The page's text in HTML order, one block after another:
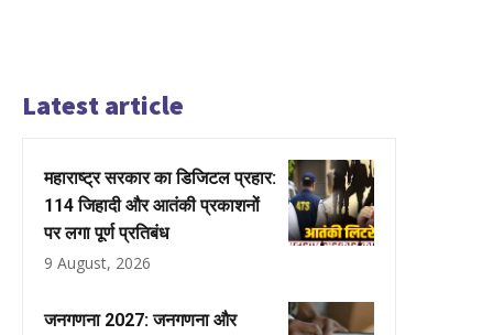
Latest article
महाराष्ट्र सरकार का डिजिटल प्रहार:
114 जिहादी और आतंकी प्रकाशनों
पर लगा पूर्ण प्रतिबंध
9 August, 2026
जनगणना 2027: जनगणना और